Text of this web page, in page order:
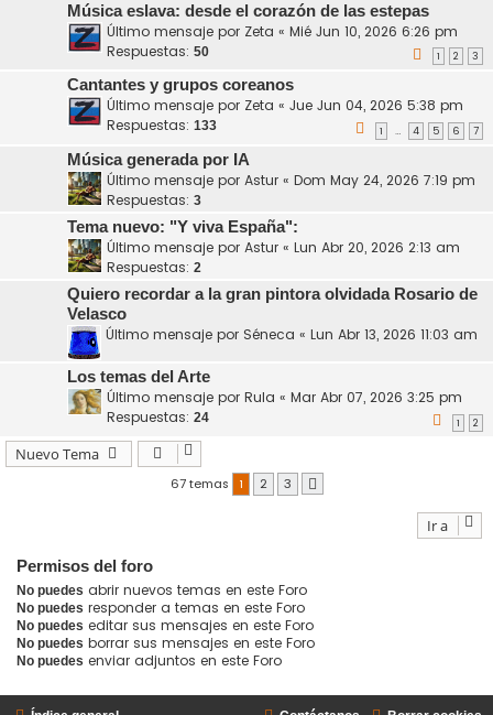
Música eslava: desde el corazón de las estepas
Último mensaje por Zeta « Mié Jun 10, 2026 6:26 pm
Respuestas: 50 1 2 3
Cantantes y grupos coreanos
Último mensaje por Zeta « Jue Jun 04, 2026 5:38 pm
Respuestas: 133 1 … 4 5 6 7
Música generada por IA
Último mensaje por Astur « Dom May 24, 2026 7:19 pm
Respuestas: 3
Tema nuevo: "Y viva España":
Último mensaje por Astur « Lun Abr 20, 2026 2:13 am
Respuestas: 2
Quiero recordar a la gran pintora olvidada Rosario de
Velasco
Último mensaje por Séneca « Lun Abr 13, 2026 11:03 am
Los temas del Arte
Último mensaje por Rula « Mar Abr 07, 2026 3:25 pm
Respuestas: 24 1 2
Nuevo Tema
67 temas 1 2 3
Ir a
Permisos del foro
No puedes abrir nuevos temas en este Foro
No puedes responder a temas en este Foro
No puedes editar sus mensajes en este Foro
No puedes borrar sus mensajes en este Foro
No puedes enviar adjuntos en este Foro